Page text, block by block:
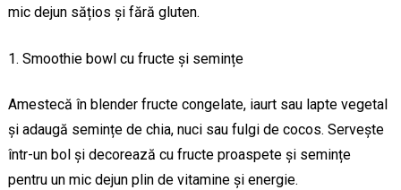
mic dejun sățios și fără gluten.
Smoothie bowl cu fructe și semințe
Amestecă în blender fructe congelate, iaurt sau lapte vegetal
și adaugă semințe de chia, nuci sau fulgi de cocos. Servește
într-un bol și decorează cu fructe proaspete și semințe
pentru un mic dejun plin de vitamine și energie.